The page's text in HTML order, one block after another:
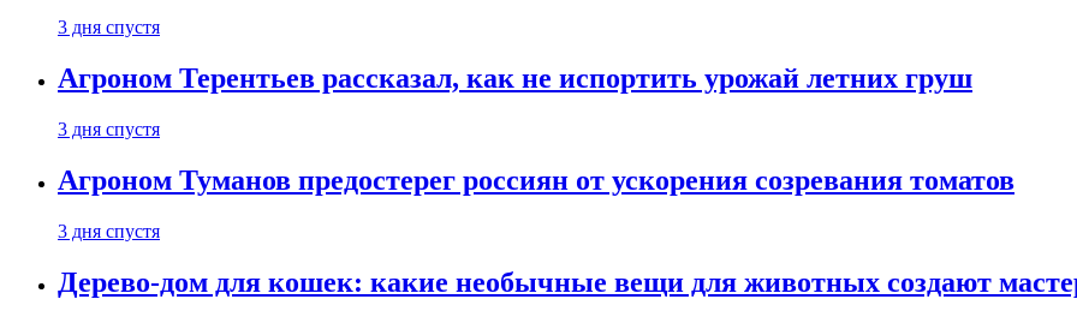
3 дня спустя
Агроном Терентьев рассказал, как не испортить урожай летних груш
3 дня спустя
Агроном Туманов предостерег россиян от ускорения созревания томатов
3 дня спустя
Дерево-дом для кошек: какие необычные вещи для животных создают